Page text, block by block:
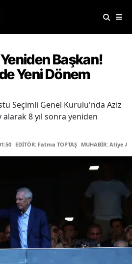
Yeniden Başkan!
Yeni Dönem
Seçimli Genel Kurulu'nda Aziz
alarak 8 yıl sonra yeniden
EDİTÖR: Fatma TOPTAŞ MUHABİR: Atiye